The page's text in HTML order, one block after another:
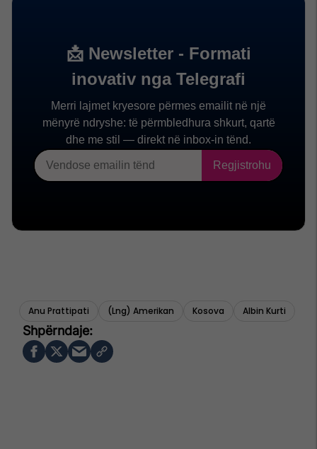
Anu Prattipati (lng) Amerikan Kosova Albin Kurti